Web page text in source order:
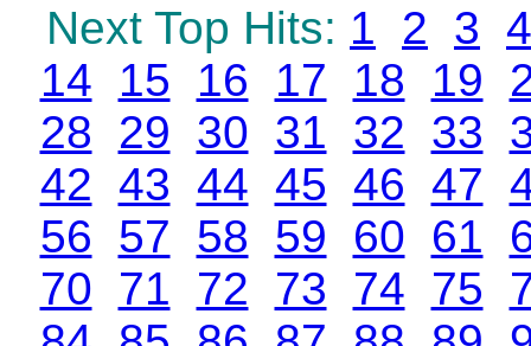
Next Top Hits: 1 2 3 4
14
15 16 17 18 19
28
29 30 31 32 33
42 43 44 45 46 47
56 57 58 59 60 61
70 71 72 73 74 75